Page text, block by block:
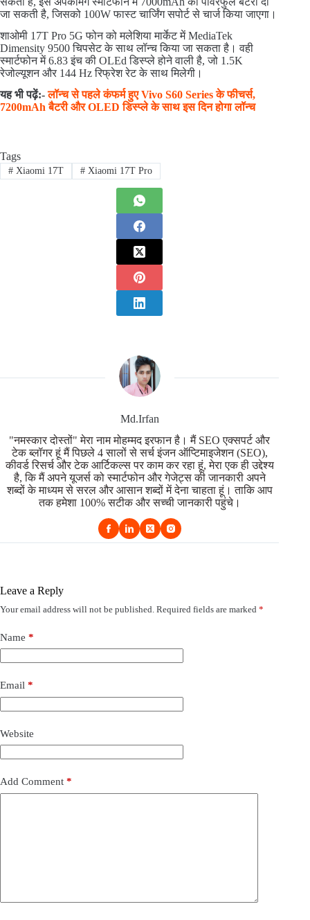
जा सकती है, जिसको 100W फास्ट चार्जिंग सपोर्ट से चार्ज किया जाएगा।
शाओमी 17T Pro 5G फोन को मलेशिया मार्केट में MediaTek
Dimensity 9500 चिपसेट के साथ लॉन्च किया जा सकता है। वही
स्मार्टफोन में 6.83 इंच की OLEd डिस्प्ले होने वाली है, जो 1.5K
रेजोल्यूशन और 144 Hz रिफ्रेश रेट के साथ मिलेगी।
यह भी पढ़ें:- लॉन्च से पहले कंफर्म हुए Vivo S60 Series के फीचर्स,
7200mAh बैटरी और OLED डिस्प्ले के साथ इस दिन होगा लॉन्च
Tags
#Xiaomi 17T #Xiaomi 17T Pro
Md.Irfan
"नमस्कार दोस्तों" मेरा नाम मोहम्मद इरफान है। मैं SEO एक्सपर्ट और
टेक ब्लॉगर हूं मैं पिछले 4 सालों से सर्च इंजन ऑप्टिमाइजेशन (SEO),
कीवर्ड रिसर्च और टेक आर्टिकल्स पर काम कर रहा हूं, मेरा एक ही उद्देश्य
है, कि मैं अपने यूजर्स को स्मार्टफोन और गेजेट्स की जानकारी अपने
शब्दों के माध्यम से सरल और आसान शब्दों में देना चाहता हूं। ताकि आप
तक हमेशा 100% सटीक और सच्ची जानकारी पहुंचे।
Leave a Reply
Your email address will not be published. Required fields are marked *
Name *
Email *
Website
Add Comment *